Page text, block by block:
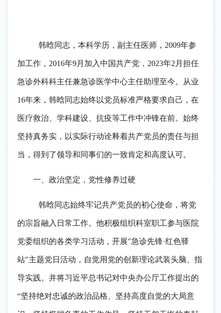
韩晗同志，本科学历，副主任医师， 2009年参
加工作，2016年9月加入中国共产党，2023年2月担任
急诊外科科主任兼急诊医学中心主任助理至今。从业
16年来，韩晗同志始终以党员标准严格要求自己，在
医疗救治、学科建设、抗疫等工作中冲锋在前。始终
坚持真务实，以实际行动诠释着共产党员的责任与担
当，得到了领导和同事们的一致肯定和高度认可。
一、政治坚定，党性修养过硬
韩晗同志始终牢记共产党员的初心使命，将党
的宗旨融入日常工作。他积极组织科室职工参与医院
党委组织的各类学习活动，开展"急诊先锋·红色驿
站"主题党日活动，自觉用党的创新理论武装头脑、指
导实践。并将习近平总书记对中央办公厅工作提出的
“坚持绝对忠诚的政治品格、坚持高度自觉的大局意